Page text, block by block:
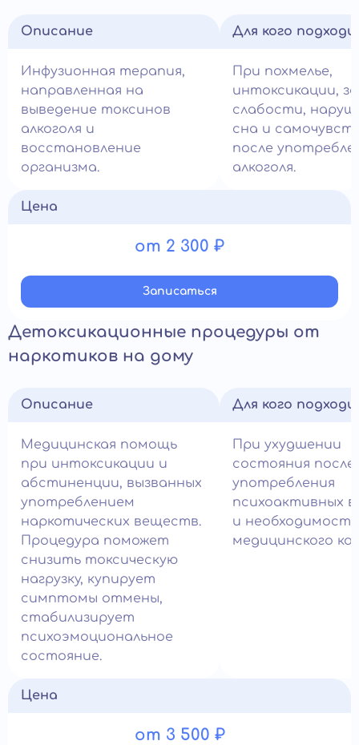
Описание
Инфузионная терапия,
направленная на
выведение токсинов
алкоголя и
восстановление
организма.
Для кого
При похмелье,
интоксикации,
слабости,
сна и
после
алкоголя.
Цена
от 2 300 ₽
Записатьcя
Детоксикационные процедуры от
наркотиков на дому
Описание
Медицинская помощь
при интоксикации и
абстиненции, вызванных
употреблением
наркотических веществ.
Процедура поможет
снизить токсическую
нагрузку, купирует
симптомы отмены,
стабилизирует
психоэмоциональное
состояние.
Для кого
При ухудшении
состояния после
употребления
психоактивных
и необходимости
медицинского
Цена
от 3 500 ₽